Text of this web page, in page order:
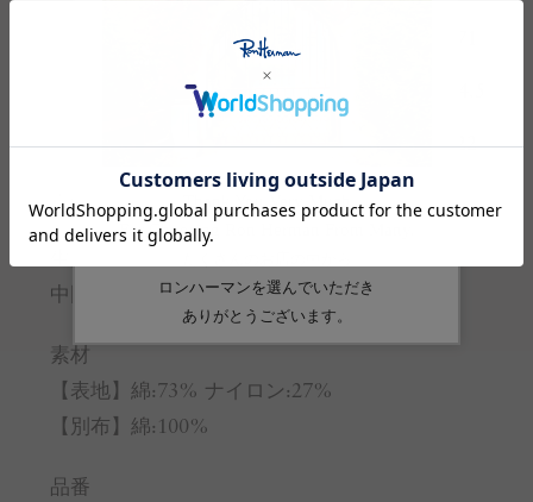
33.5
裾幅 21 22
※サイズの詳しい説明はこちら。
中国
素材
【表地】綿:73% ナイロン:27%
【別布】綿:100%
品番